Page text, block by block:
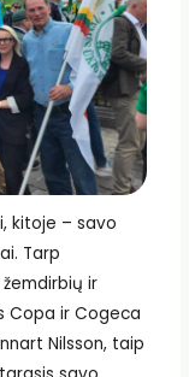
kitoje – savo
Tarp
ir
Copa ir Cogeca
Nilsson, taip